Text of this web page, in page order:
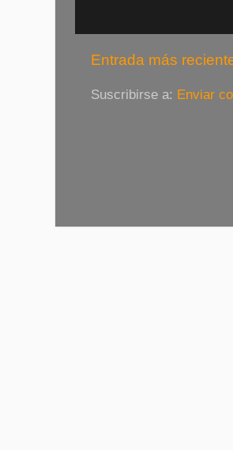
Entrada más
Suscribirse a: Enviar